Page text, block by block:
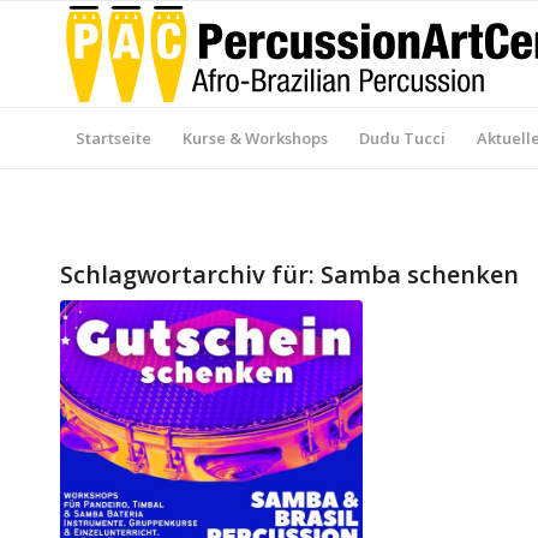
Startseite Kurse & Workshops Dudu Tucci
Schlagwortarchiv für: Samba schenken